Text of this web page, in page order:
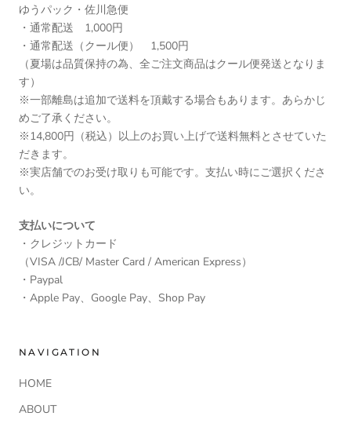
ゆうパック・佐川急便
・通常配送 1,000円
・通常配送（クール便） 1,500円
（夏場は品質保持の為、全ご注文商品はクール便発送となりま
す）
※一部離島は追加で送料を頂戴する場合もあります。あらかじ
めご了承ください。
※14,800円（税込）以上のお買い上げで送料無料とさせていた
だきます。
※実店舗でのお受け取りも可能です。支払い時にご選択くださ
い。
支払いについて
・クレジットカード
（VISA /JCB/ Master Card / American Express）
・Paypal
・Apple Pay、Google Pay、Shop Pay
NAVIGATION
HOME
ABOUT